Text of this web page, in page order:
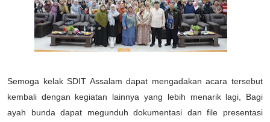
Semoga kelak SDIT Assalam dapat mengadakan acara tersebut
kembali dengan kegiatan lainnya yang lebih menarik lagi, Bagi
ayah bunda dapat megunduh dokumentasi dan file presentasi